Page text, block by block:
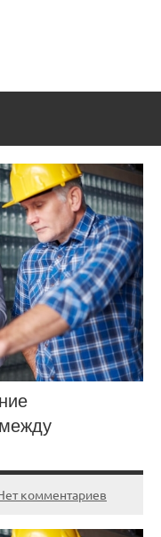
комментариев